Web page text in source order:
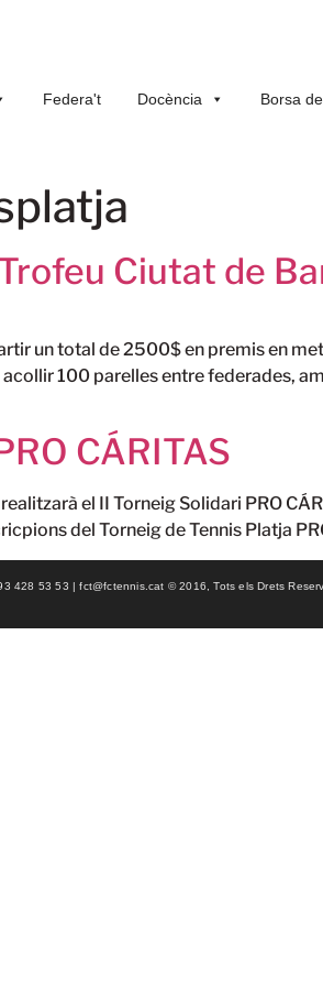
Federa't Docència Borsa
Ciutat de
un total de 2500$ en premis en
acollir 100 parelles entre federades,
CÁRITAS
el II Torneig Solidari PRO
del Torneig de Tennis Platja
428 53 53 | fct@fctennis.cat © 2016, Tots els Drets